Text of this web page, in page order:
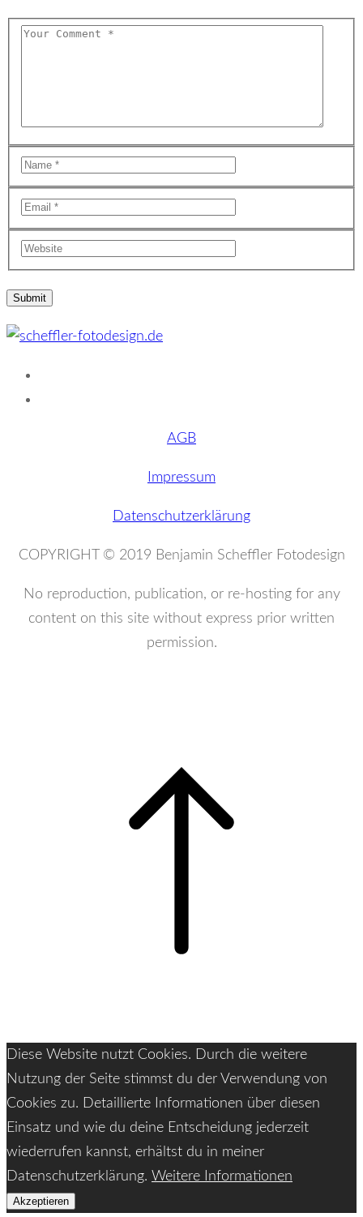
AGB
Impressum
Datenschutzerklärung
COPYRIGHT © 2019 Benjamin Scheffler Fotodesign
No reproduction, publication, or re-hosting for any
content on this site without express prior written
permission.
Diese Website nutzt Cookies. Durch die weitere
Nutzung der Seite stimmst du der Verwendung von
Cookies zu. Detaillierte Informationen über diesen
Einsatz und wie du deine Entscheidung jederzeit
wiederrufen kannst, erhältst du in meiner
Datenschutzerklärung. Weitere Informationen
Akzeptieren